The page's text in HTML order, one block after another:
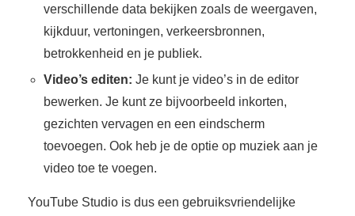
verschillende data bekijken zoals de weergaven,
kijkduur, vertoningen, verkeersbronnen,
betrokkenheid en je publiek.
Video’s editen: Je kunt je video’s in de editor
bewerken. Je kunt ze bijvoorbeeld inkorten,
gezichten vervagen en een eindscherm
toevoegen. Ook heb je de optie op muziek aan je
video toe te voegen.
YouTube Studio is dus een gebruiksvriendelijke